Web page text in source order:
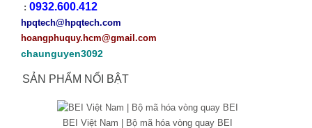
: 0932.600.412
hpqtech@hpqtech.com
hoangphuquy.hcm@gmail.com
chaunguyen3092
SẢN PHẨM NỔI BẬT
BEI Việt Nam | Bộ mã hóa vòng quay BEI